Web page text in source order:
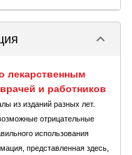
keyboard_arrow_down
лекарственным
и работников
из изданий разных лет.
отрицательные
использования
представленная здесь,